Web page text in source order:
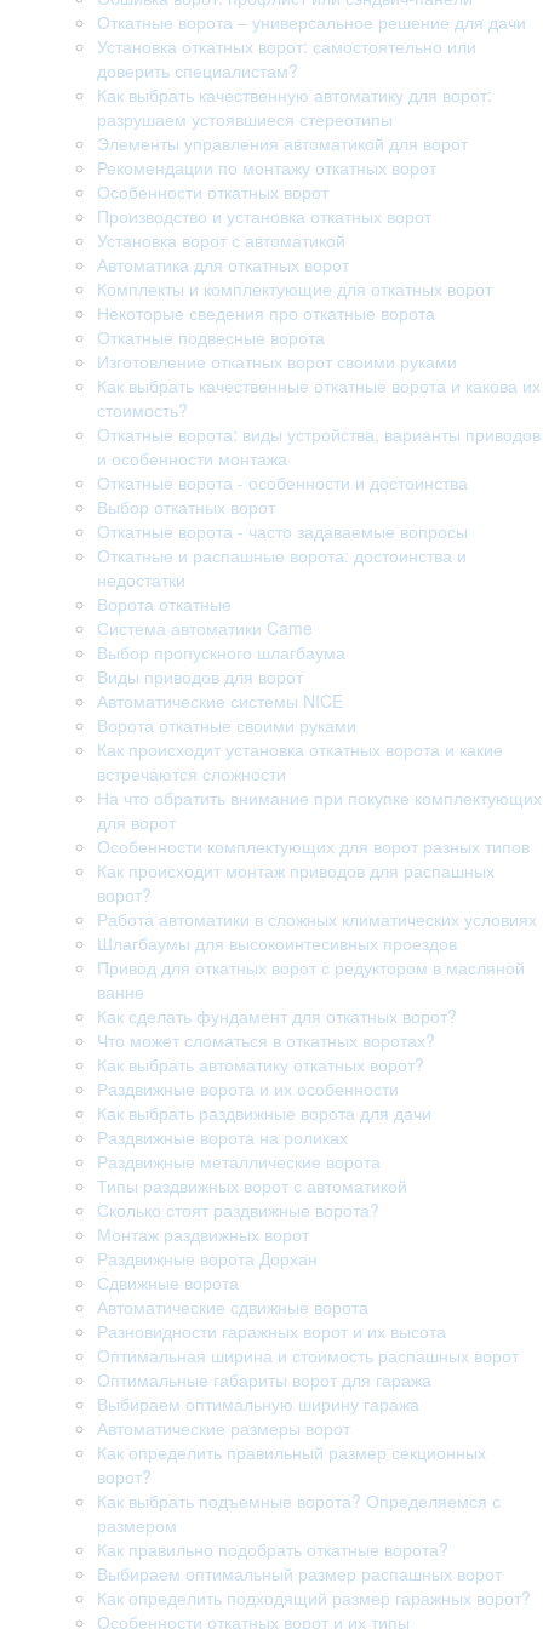
Откатные ворота – универсальное решение для дачи
Установка откатных ворот: самостоятельно или
доверить специалистам?
Как выбрать качественную автоматику для ворот:
разрушаем устоявшиеся стереотипы
Элементы управления автоматикой для ворот
Рекомендации по монтажу откатных ворот
Особенности откатных ворот
Производство и установка откатных ворот
Установка ворот с автоматикой
Автоматика для откатных ворот
Комплекты и комплектующие для откатных ворот
Некоторые сведения про откатные ворота
Откатные подвесные ворота
Изготовление откатных ворот своими руками
Как выбрать качественные откатные ворота и какова их
стоимость?
Откатные ворота: виды устройства, варианты приводов
и особенности монтажа
Откатные ворота - особенности и достоинства
Выбор откатных ворот
Откатные ворота - часто задаваемые вопросы
Откатные и распашные ворота: достоинства и
недостатки
Ворота откатные
Система автоматики Came
Выбор пропускного шлагбаума
Виды приводов для ворот
Автоматические системы NICE
Ворота откатные своими руками
Как происходит установка откатных ворота и какие
встречаются сложности
На что обратить внимание при покупке комплектующих
для ворот
Особенности комплектующих для ворот разных типов
Как происходит монтаж приводов для распашных
ворот?
Работа автоматики в сложных климатических условиях
Шлагбаумы для высокоинтесивных проездов
Привод для откатных ворот с редуктором в масляной
ванне
Как сделать фундамент для откатных ворот?
Что может сломаться в откатных воротах?
Как выбрать автоматику откатных ворот?
Раздвижные ворота и их особенности
Как выбрать раздвижные ворота для дачи
Раздвижные ворота на роликах
Раздвижные металлические ворота
Типы раздвижных ворот с автоматикой
Сколько стоят раздвижные ворота?
Монтаж раздвижных ворот
Раздвижные ворота Дорхан
Сдвижные ворота
Автоматические сдвижные ворота
Разновидности гаражных ворот и их высота
Оптимальная ширина и стоимость распашных ворот
Оптимальные габариты ворот для гаража
Выбираем оптимальную ширину гаража
Автоматические размеры ворот
Как определить правильный размер секционных
ворот?
Как выбрать подъемные ворота? Определяемся с
размером
Как правильно подобрать откатные ворота?
Выбираем оптимальный размер распашных ворот
Как определить подходящий размер гаражных ворот?
Особенности откатных ворот и их типы